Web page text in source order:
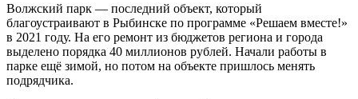
Волжский парк — последний объект, который
благоустраивают в Рыбинске по программе «Решаем вместе!»
в 2021 году. На его ремонт из бюджетов региона и города
выделено порядка 40 миллионов рублей. Начали работы в
парке ещё зимой, но потом на объекте пришлось менять
подрядчика.